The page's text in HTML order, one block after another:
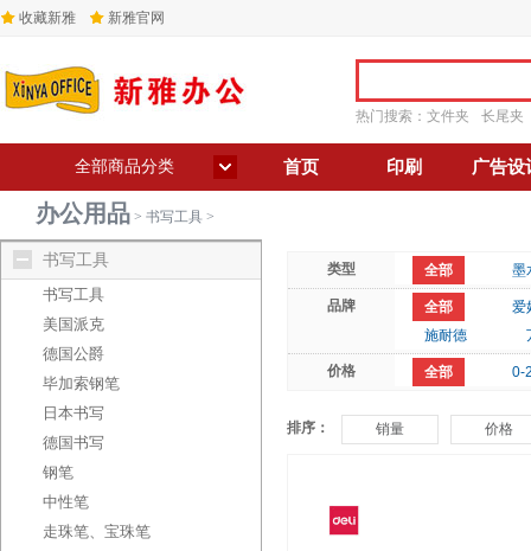
收藏新雅 新雅官网
热门搜索： 文件夹 长尾夹
全部商品分类 首页 印刷 广告设
办公用品 > 书写工具 >
书写工具
书写工具
美国派克
德国公爵
毕加索钢笔
日本书写
德国书写
钢笔
中性笔
走珠笔、宝珠笔
类型 全部 墨
品牌 全部
爱
施耐德
价格 全部 0-
排序： 销量 价格